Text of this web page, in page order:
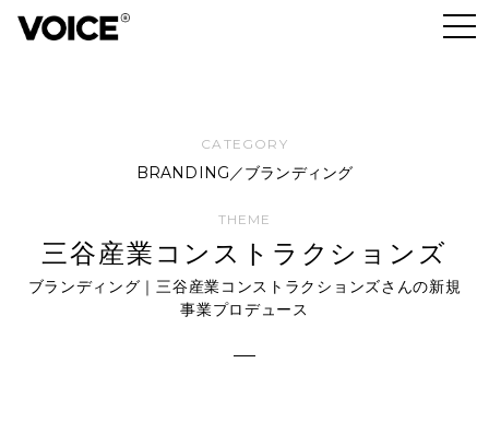
BRANDING／ブランディング
三谷産業コンストラクションズ
ブランディング｜三谷産業コンストラクションズさんの新規
事業プロデュース